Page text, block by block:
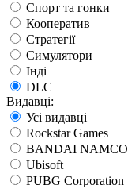
Спорт та гонки
Кооператив
Стратегії
Симулятори
Інді
DLC
Видавці:
Усі видавці
Rockstar Games
BANDAI NAMCO
Ubisoft
PUBG Corporation